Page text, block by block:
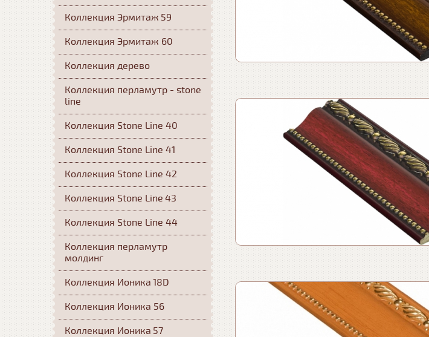
Коллекция Эрмитаж 59
Коллекция Эрмитаж 60
Коллекция дерево
Коллекция перламутр - stone
line
Коллекция Stone Line 40
Коллекция Stone Line 41
Коллекция Stone Line 42
Коллекция Stone Line 43
Коллекция Stone Line 44
Коллекция перламутр
молдинг
Коллекция Ионика 18D
Коллекция Ионика 56
Коллекция Ионика 57